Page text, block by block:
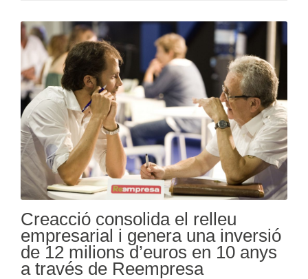
Creacció consolida el relleu
empresarial i genera una inversió
de 12 milions d’euros en 10 anys
a través de Reempresa